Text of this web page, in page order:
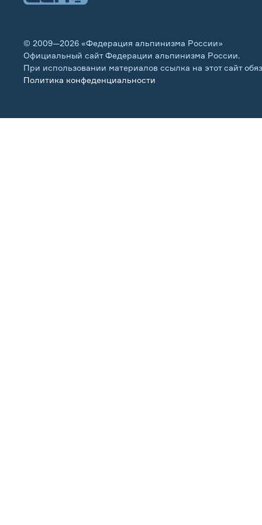
© 2009—2026 «Федерация альпинизма России»
Официальный сайт Федерации альпинизма России.
При использовании материалов ссылка на этот сайт
Политика конфеденциальности